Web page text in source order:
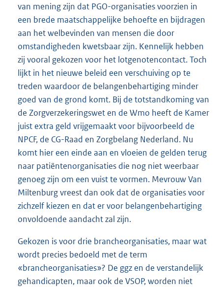
van mening zijn dat PGO-organisaties voorzien in
een brede maatschappelijke behoefte en bijdragen
aan het welbevinden van mensen die door
omstandigheden kwetsbaar zijn. Kennelijk hebben
zij vooral gekozen voor het lotgenotencontact. Toch
lijkt in het nieuwe beleid een verschuiving op te
treden waardoor de belangenbehartiging minder
goed van de grond komt. Bij de totstandkoming van
de Zorgverzekeringswet en de Wmo heeft de Kamer
juist extra geld vrijgemaakt voor bijvoorbeeld de
NPCF, de CG-Raad en Zorgbelang Nederland. Nu
komt hier een einde aan en vloeien de gelden terug
naar patiëntenorganisaties die nog niet weerbaar
genoeg zijn om een vuist te vormen. Mevrouw Van
Miltenburg vreest dan ook dat de organisaties voor
zichzelf kiezen en dat er voor belangenbehartiging
onvoldoende aandacht zal zijn.
Gekozen is voor drie brancheorganisaties, maar wat
wordt precies bedoeld met de term
«brancheorganisaties»? De ggz en de verstandelijk
gehandicapten, maar ook de VSOP, worden niet